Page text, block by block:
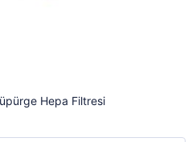
Hepa Filtresi